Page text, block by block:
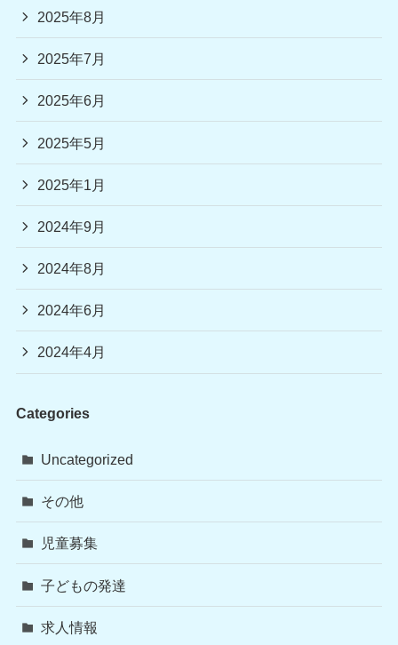
2025年8月
2025年7月
2025年6月
2025年5月
2025年1月
2024年9月
2024年8月
2024年6月
2024年4月
Categories
Uncategorized
その他
児童募集
子どもの発達
求人情報